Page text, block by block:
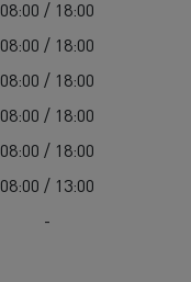
08:00 / 18:00
08:00 / 18:00
08:00 / 18:00
08:00 / 18:00
08:00 / 18:00
08:00 / 13:00
-